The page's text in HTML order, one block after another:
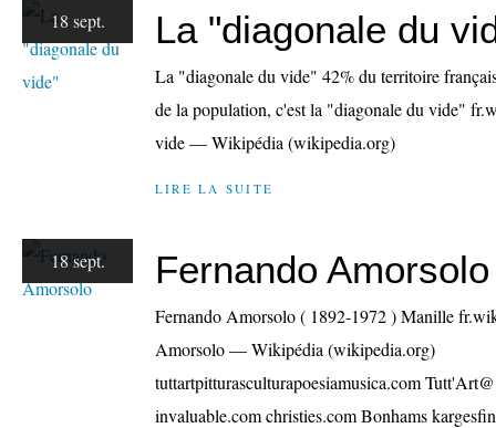
18 sept. La "diagonale du
La "diagonale du vide" 42% du territoire
de la population, c'est la "diagonale du vide"
vide — Wikipédia (wikipedia.org)
LIRE LA SUITE
18 sept. Fernando Amorsolo
Fernando Amorsolo ( 1892-1972 ) Manille
Amorsolo — Wikipédia (wikipedia.org)
tuttartpitturasculturapoesiamusica.com
invaluable.com christies.com Bonhams